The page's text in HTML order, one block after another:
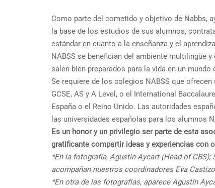
Como parte del cometido y objetivo de Nabbs,
la base de los estudios de sus alumnos,
estándar en cuanto a la enseñanza y el
NABSS se benefician del ambiente multilingüe
salen bien preparados para la vida en un
Se requiere de los colegios NABSS que
GCSE, AS y A Level, o el International
España o el Reino Unido. Las autoridades
las universidades españolas para los alumnos
Es un honor y un privilegio ser parte de esta
gratificante compartir ideas y experiencias
*En la fotografía, Agustín Aycart (Head of
acompañan nuestros coordinadores Eva
*En otra de las fotografías, aparece Agustín